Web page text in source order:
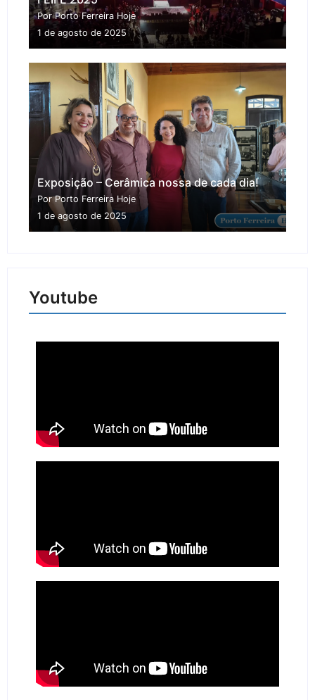
Por Porto Ferreira Hoje
1 de agosto de 2025
Exposição – Cerâmica nossa de cada dia!
Por Porto Ferreira Hoje
1 de agosto de 2025
Youtube